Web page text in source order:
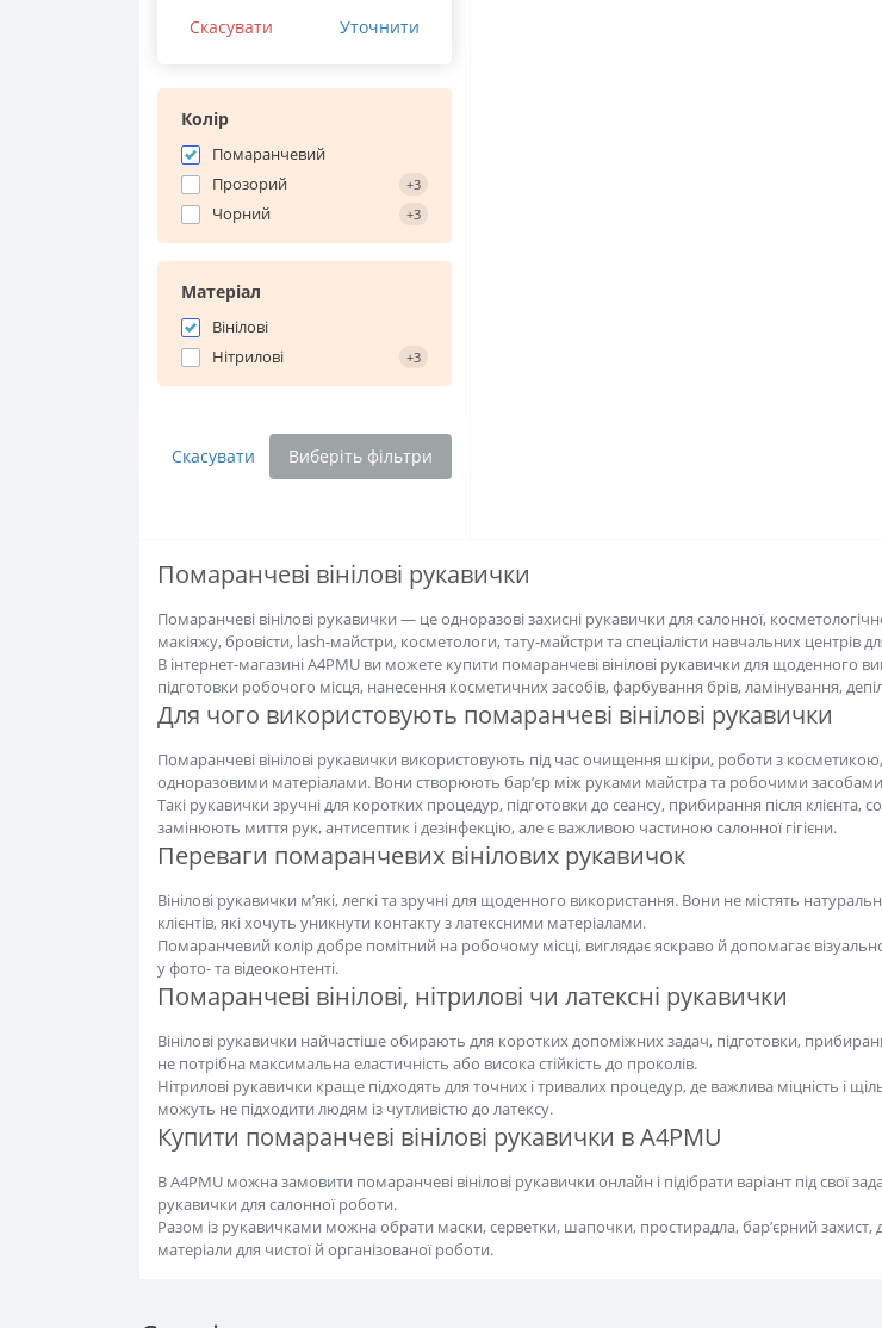
Скасувати Уточнити
Колір
Помаранчевий
Прозорий
+3
Чорний +3
Матеріал
Вінілові
Нітрилові
+3
Скасувати Виберіть фільтри
Помаранчеві вінілові рукавички
Помаранчеві вінілові рукавички — це одноразові захисні рукавички для салонної,
бровісти, lash-майстри, косметологи, тату-майстри та спеціалісти навчальних центрів для
В інтернет-магазині A4PMU ви можете купити помаранчеві вінілові рукавички для щоденного
робочого місця, нанесення косметичних засобів, фарбування брів, ламінування, депіляції та
Для чого використовують помаранчеві вінілові рукавички
Помаранчеві вінілові рукавички використовують під час очищення шкіри, роботи з косметикою,
одноразовими матеріалами. Вони створюють бар’єр між руками майстра та робочими засобами.
Такі рукавички зручні для коротких процедур, підготовки до сеансу, прибирання після клієнта,
миття рук, антисептик і дезінфекцію, але є важливою частиною салонної гігієни.
Переваги помаранчевих вінілових рукавичок
хочуть уникнути контакту з латексними матеріалами.
Помаранчевий колір добре помітний на робочому місці, виглядає яскраво й допомагає візуально
фото- та відеоконтенті.
Помаранчеві вінілові, нітрилові чи латексні рукавички
потрібна максимальна еластичність або висока стійкість до проколів.
Нітрилові рукавички краще підходять для точних і тривалих процедур, де важлива міцність і
можуть не підходити людям із чутливістю до латексу.
Купити помаранчеві вінілові рукавички в A4PMU
рукавички для салонної роботи.
Разом із рукавичками можна обрати маски, серветки, шапочки, простирадла, бар’єрний захист,
для чистої й організованої роботи.